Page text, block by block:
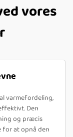
vores
varmefordeling,
Den
og præcis
for at opnå den